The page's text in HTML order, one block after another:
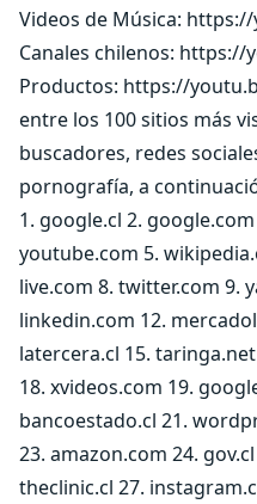
Videos de Música:
Canales chilenos: https://
Productos: https://
entre los 100 sitios más
buscadores, redes
pornografía, a
1. google.cl 2.
youtube.com 5.
live.com 8. twitter.com 9.
linkedin.com 12.
latercera.cl 15.
18. xvideos.com 19.
bancoestado.cl 21.
23. amazon.com 24.
theclinic.cl 27.